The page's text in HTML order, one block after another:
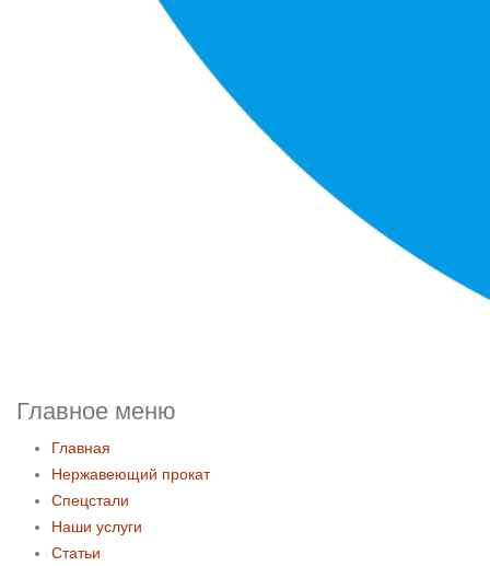
Главное меню
Главная
Нержавеющий прокат
Спецстали
Наши услуги
Статьи